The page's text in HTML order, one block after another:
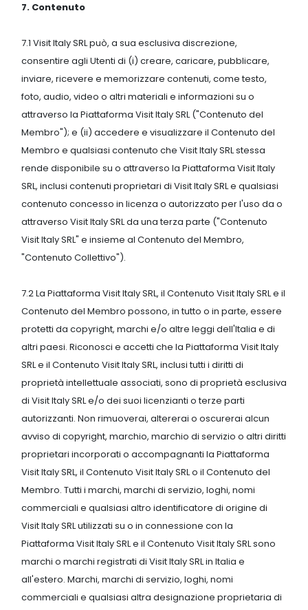
7. Contenuto
7.1 Visit Italy SRL può, a sua esclusiva discrezione,
consentire agli Utenti di (i) creare, caricare, pubblicare,
inviare, ricevere e memorizzare contenuti, come testo,
foto, audio, video o altri materiali e informazioni su o
attraverso la Piattaforma Visit Italy SRL ("Contenuto del
Membro"); e (ii) accedere e visualizzare il Contenuto del
Membro e qualsiasi contenuto che Visit Italy SRL stessa
rende disponibile su o attraverso la Piattaforma Visit Italy
SRL, inclusi contenuti proprietari di Visit Italy SRL e qualsiasi
contenuto concesso in licenza o autorizzato per l'uso da o
attraverso Visit Italy SRL da una terza parte ("Contenuto
Visit Italy SRL" e insieme al Contenuto del Membro,
"Contenuto Collettivo").
7.2 La Piattaforma Visit Italy SRL, il Contenuto Visit Italy SRL e il
Contenuto del Membro possono, in tutto o in parte, essere
protetti da copyright, marchi e/o altre leggi dell'Italia e di
altri paesi. Riconosci e accetti che la Piattaforma Visit Italy
SRL e il Contenuto Visit Italy SRL, inclusi tutti i diritti di
proprietà intellettuale associati, sono di proprietà esclusiva
di Visit Italy SRL e/o dei suoi licenzianti o terze parti
autorizzanti. Non rimuoverai, altererai o oscurerai alcun
avviso di copyright, marchio, marchio di servizio o altri diritti
proprietari incorporati o accompagnanti la Piattaforma
Visit Italy SRL, il Contenuto Visit Italy SRL o il Contenuto del
Membro. Tutti i marchi, marchi di servizio, loghi, nomi
commerciali e qualsiasi altro identificatore di origine di
Visit Italy SRL utilizzati su o in connessione con la
Piattaforma Visit Italy SRL e il Contenuto Visit Italy SRL sono
marchi o marchi registrati di Visit Italy SRL in Italia e
all'estero. Marchi, marchi di servizio, loghi, nomi
commerciali e qualsiasi altra designazione proprietaria di